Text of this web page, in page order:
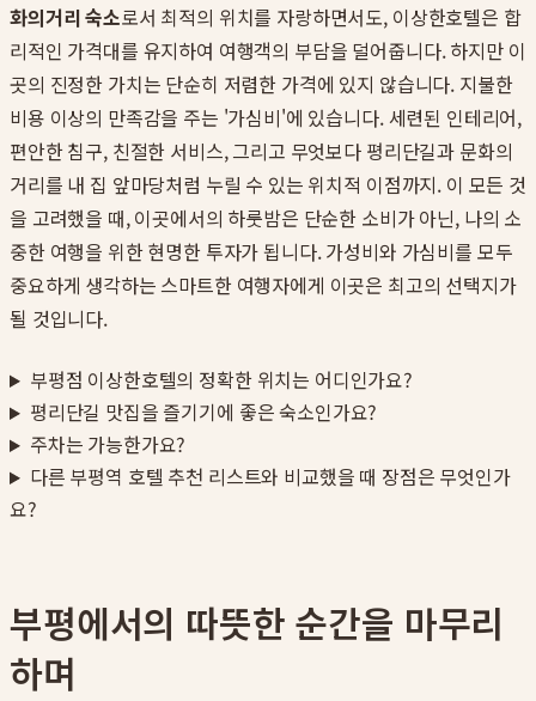
화의거리 숙소로서 최적의 위치를 자랑하면서도, 이상한호텔은 합
리적인 가격대를 유지하여 여행객의 부담을 덜어줍니다. 하지만 이
곳의 진정한 가치는 단순히 저렴한 가격에 있지 않습니다. 지불한
비용 이상의 만족감을 주는 '가심비'에 있습니다. 세련된 인테리어,
편안한 침구, 친절한 서비스, 그리고 무엇보다 평리단길과 문화의
거리를 내 집 앞마당처럼 누릴 수 있는 위치적 이점까지. 이 모든 것
을 고려했을 때, 이곳에서의 하룻밤은 단순한 소비가 아닌, 나의 소
중한 여행을 위한 현명한 투자가 됩니다. 가성비와 가심비를 모두
중요하게 생각하는 스마트한 여행자에게 이곳은 최고의 선택지가
될 것입니다.
부평점 이상한호텔의 정확한 위치는 어디인가요?
평리단길 맛집을 즐기기에 좋은 숙소인가요?
주차는 가능한가요?
다른 부평역 호텔 추천 리스트와 비교했을 때 장점은 무엇인가
요?
부평에서의 따뜻한 순간을 마무리
하며